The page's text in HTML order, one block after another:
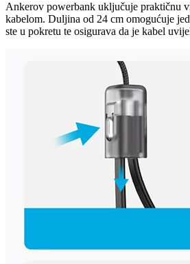
Ankerov powerbank uključuje praktičnu
kabelom. Duljina od 24 cm omogućuje
ste u pokretu te osigurava da je kabel